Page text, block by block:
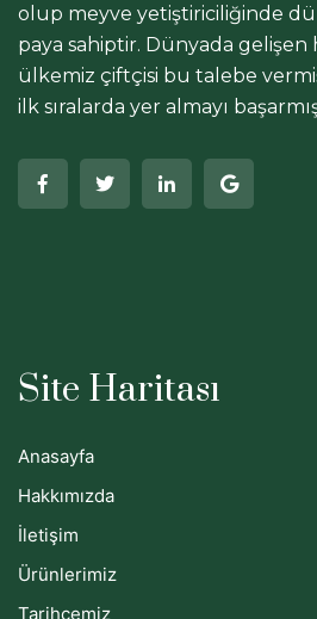
olup meyve yetiştiriciliğinde
paya sahiptir. Dünyada gelişen
ülkemiz çiftçisi bu talebe
ilk sıralarda yer almayı
Site Haritası
Anasayfa
Hakkımızda
İletişim
Ürünlerimiz
Tarihçemiz